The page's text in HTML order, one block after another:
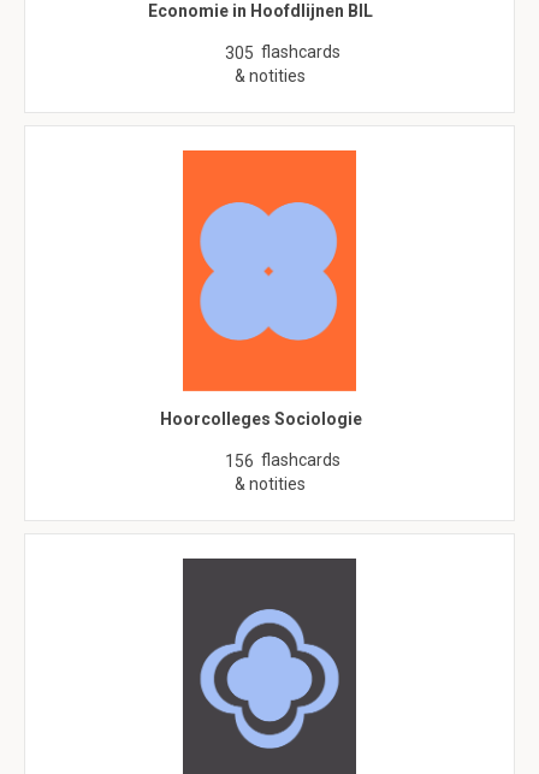
Economie in Hoofdlijnen BIL
305 flashcards
& notities
Hoorcolleges Sociologie
156 flashcards
& notities